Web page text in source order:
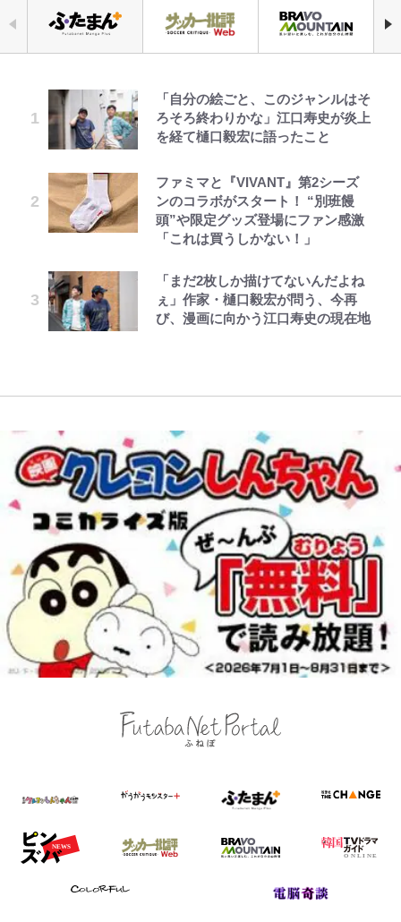
「自分の絵ごと、このジャンルはそ
ろそろ終わりかな」江口寿史が炎上
を経て樋口毅宏に語ったこと
ファミマと『VIVANT』第2シーズ
ンのコラボがスタート！ “別班饅
頭”や限定グッズ登場にファン感激
「これは買うしかない！」
「まだ2枚しか描けてないんだよね
ぇ」作家・樋口毅宏が問う、今再
び、漫画に向かう江口寿史の現在地
｢めーっちゃオシャじゃん｣中田英
寿やトッティも愛した名門ローマ、
新アウェイユニが大評判！｢カッコ
買おうかな｣
浦和と千葉の首をかしげる主力放
出、柏リカルドの下で新加入2人が
手は【Jリーグ開幕｢初めての秋春
制｣の大激論】(4)
荒々しい「火山帯」の一端にいるこ
とを体感！ 登頂約10分でも大迫力
「吾妻小富士」火口を1周する「1
ポ【福島県福島市】
青く美しい「幸せのブルービー」の
正体とは？ 身近な場所で見つける
る「季節の虫」の探し方 vol.21】
アユは「怒らせて掛ける」魚だっ
空の轍と大地の雲と 第1回
第3回 出版までの道のり・その2
著
でっかい男になりたいゾ
浅草は日本の心だゾ
公式-ヒロインが来る前に妊娠しま
した~詰んだはずの悪役令嬢です
が、どうやら違うようです~ 第1話
公式-ヒロインが来る前に妊娠しま
した~詰んだはずの悪役令嬢です
が、どうやら違うようです~ 第2話
(1)
公式-最強宮廷指南役のおっさん、
追放された僻地で無双する~幻とな
った種族の美少女たちを育てて辺境
錦織一清の写真集はなぜ私服なの
か…高級ブランドをやめ等身大の自
分を表現する現在「ちゃんとおじい
錦織一清が語る還暦からの新たな挑
戦…少年隊の分岐点と60代で挑む
映画監督作『僕は瞳に恋してる』
藤原紀香が23年間続けるボランテ
ィア活動の原動力は…「偽善者だ」
との声も跳ね返す“誰かの役に立ち
千葉雄大、ほっそりイケメン近影に
「顔パンパンだったのに」反響 視
聴者が想った激変の納得理由
GLAY・TERU＆PUFFY大貫亜美
の“共演”ショットに「夫婦で写っ
てるの尊い」 長女はもう23歳
増」130㎏ボディに驚きと心配 過
去の「めちゃ美人」写真も再び